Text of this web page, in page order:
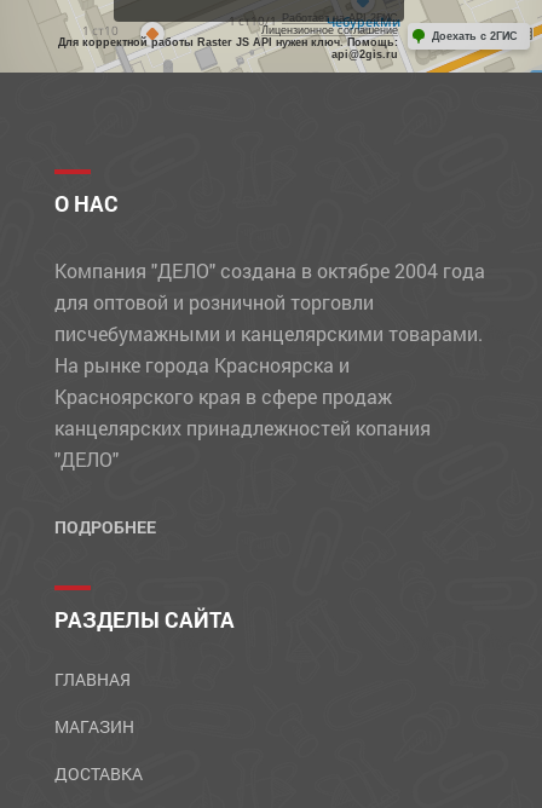
Работает на API 2ГИС
Лицензионное соглашение
Для корректной работы Raster JS API нужен ключ. Помощь:
api@2gis.ru
Доехать с 2ГИС
О НАС
Компания "ДЕЛО" создана в октябре 2004 года
для оптовой и розничной торговли
писчебумажными и канцелярскими товарами.
На рынке города Красноярска и
Красноярского края в сфере продаж
канцелярских принадлежностей копания
"ДЕЛО"
ПОДРОБНЕЕ
РАЗДЕЛЫ САЙТА
ГЛАВНАЯ
МАГАЗИН
ДОСТАВКА